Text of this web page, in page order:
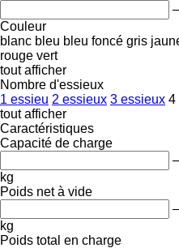
–
Couleur
blanc bleu bleu foncé gris
rouge vert
tout afficher
Nombre d'essieux
1 essieu 2 essieux 3 essieux 4
tout afficher
Caractéristiques
Capacité de charge
–
kg
Poids net à vide
–
kg
Poids total en charge